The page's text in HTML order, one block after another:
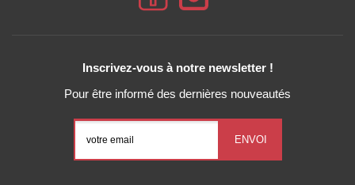
Inscrivez-vous à notre newsletter !
Pour être informé des dernières nouveautés